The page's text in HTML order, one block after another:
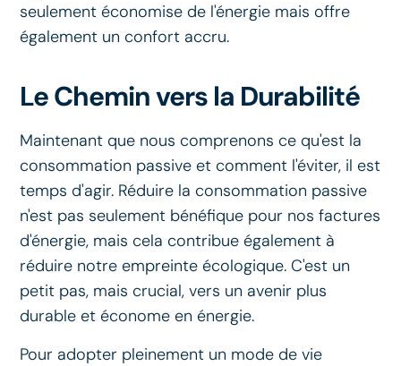
seulement économise de l'énergie mais offre
également un confort accru.
Le Chemin vers la Durabilité
Maintenant que nous comprenons ce qu'est la
consommation passive et comment l'éviter, il est
temps d'agir. Réduire la consommation passive
n'est pas seulement bénéfique pour nos factures
d'énergie, mais cela contribue également à
réduire notre empreinte écologique. C'est un
petit pas, mais crucial, vers un avenir plus
durable et économe en énergie.
Pour adopter pleinement un mode de vie